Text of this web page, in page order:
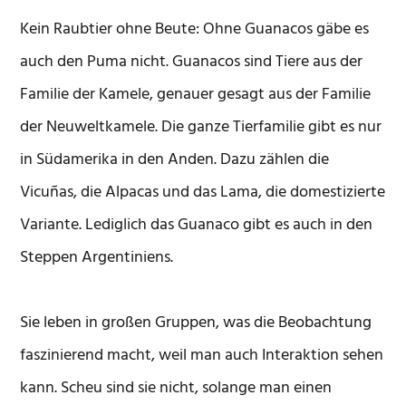
Kein Raubtier ohne Beute: Ohne Guanacos gäbe es
auch den Puma nicht. Guanacos sind Tiere aus der
Familie der Kamele, genauer gesagt aus der Familie
der Neuweltkamele. Die ganze Tierfamilie gibt es nur
in Südamerika in den Anden. Dazu zählen die
Vicuñas, die Alpacas und das Lama, die domestizierte
Variante. Lediglich das Guanaco gibt es auch in den
Steppen Argentiniens.
Sie leben in großen Gruppen, was die Beobachtung
faszinierend macht, weil man auch Interaktion sehen
kann. Scheu sind sie nicht, solange man einen